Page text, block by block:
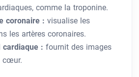
comme la troponine.
coronaire : visualise les
les artères coronaires.
cardiaque : fournit des images
cœur.